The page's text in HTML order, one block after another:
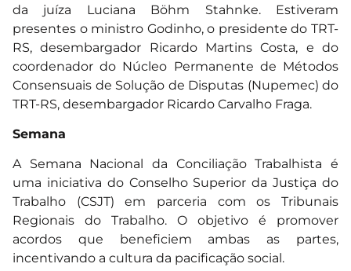
da juíza Luciana Böhm Stahnke. Estiveram
presentes o ministro Godinho, o presidente do TRT-
RS, desembargador Ricardo Martins Costa, e do
coordenador do Núcleo Permanente de Métodos
Consensuais de Solução de Disputas (Nupemec) do
TRT-RS, desembargador Ricardo Carvalho Fraga.
Semana
A Semana Nacional da Conciliação Trabalhista é
uma iniciativa do Conselho Superior da Justiça do
Trabalho (CSJT) em parceria com os Tribunais
Regionais do Trabalho. O objetivo é promover
acordos que beneficiem ambas as partes,
incentivando a cultura da pacificação social.